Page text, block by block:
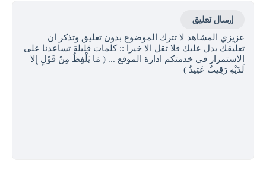
إرسال تعليق
عزيزي المشاهد لا تترك الموضوع بدون تعليق وتذكر ان
تعليقك يدل عليك فلا تقل الا خيرا :: كلمات قليلة تساعدنا على
الاستمرار في خدمتكم ادارة الموقع ... ( مَا يَلْفِظُ مِنْ قَوْلٍ إِلا
لَدَيْهِ رَقِيبٌ عَتِيدٌ )